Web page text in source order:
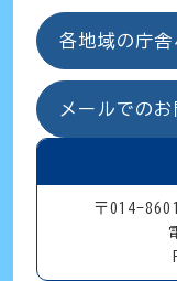
各地域の庁舎
メールでの
〒014-